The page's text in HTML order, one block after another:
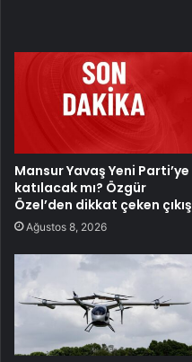
Mansur Yavaş Yeni Parti’ye
katılacak mı? Özgür
Özel’den dikkat çeken çıkış
Ağustos 8, 2026